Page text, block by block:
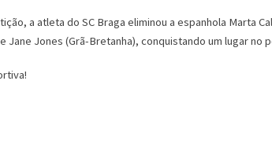
a atleta do SC Braga eliminou a espanhola Marta
Jones (Grã-Bretanha), conquistando um lugar no